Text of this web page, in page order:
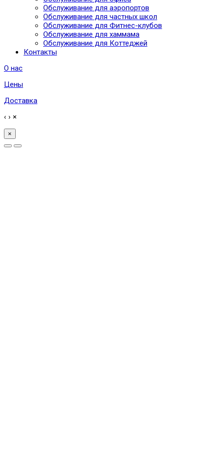
Обслуживание для аэропортов
Обслуживание для частных школ
Обслуживание для Фитнес-клубов
Обслуживание для хаммама
Обслуживание для Коттеджей
Контакты
О нас
Цены
Доставка
‹ › ×
×